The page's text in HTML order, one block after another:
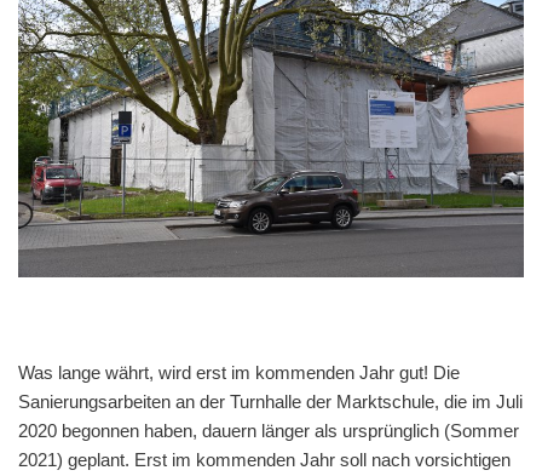
Was lange währt, wird erst im kommenden Jahr gut! Die
Sanierungsarbeiten an der Turnhalle der Marktschule, die im Juli
2020 begonnen haben, dauern länger als ursprünglich (Sommer
2021) geplant. Erst im kommenden Jahr soll nach vorsichtigen